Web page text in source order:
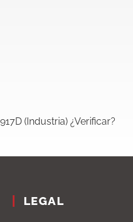
(Industria) ¿Verificar?
LEGAL